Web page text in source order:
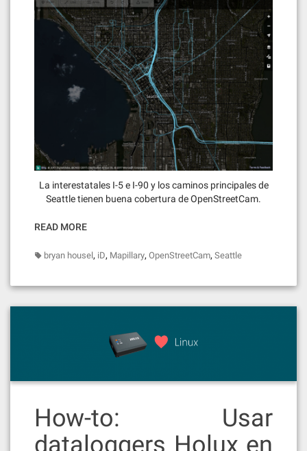
La interestatales I-5 e I-90 y los caminos principales de
Seattle tienen buena cobertura de OpenStreetCam.
READ MORE
bryan housel, iD, Mapillary, OpenStreetCam, Seattle
How-to: Usar
dataloggers Holux en